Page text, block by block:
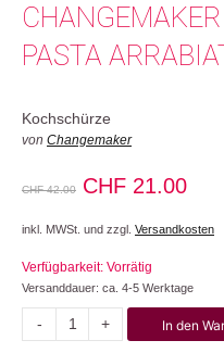
PASTA
Kochschürze
von Changemaker
CHF42.00
Ursprünglicher
CHF 42.00
CHF 21.00
inkl. MWSt. und zzgl. Versandkosten
Verfügbarkeit: Vorrätig
Versanddauer: ca. 4-5 Werktage
- + In den